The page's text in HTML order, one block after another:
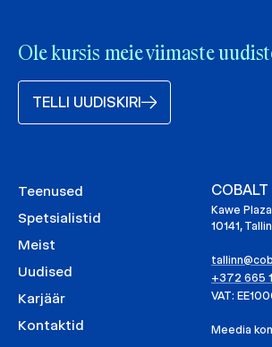
Ole kursis meie viimaste
TELLI UUDISKIRI
Teenused
Spetsialistid
Meist
Uudised
Karjäär
Kontaktid
Kawe
10141,
+372 665
VAT:
Meedia